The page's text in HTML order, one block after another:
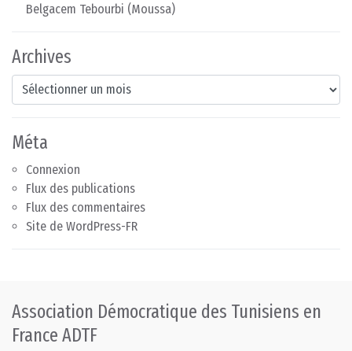
Belgacem Tebourbi (Moussa)
Archives
Archives
Méta
Connexion
Flux des publications
Flux des commentaires
Site de WordPress-FR
Association Démocratique des Tunisiens en
France ADTF